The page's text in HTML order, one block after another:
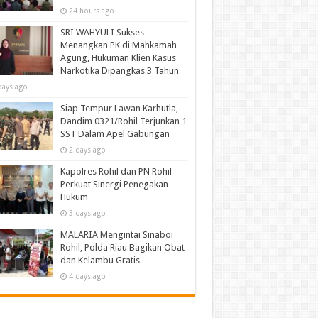
24 hours ago
SRI WAHYULI Sukses
Menangkan PK di Mahkamah
Agung, Hukuman Klien Kasus
Narkotika Dipangkas 3 Tahun
ago
Siap Tempur Lawan Karhutla,
Dandim 0321/Rohil Terjunkan 1
SST Dalam Apel Gabungan
2 days ago
Kapolres Rohil dan PN Rohil
Perkuat Sinergi Penegakan
Hukum
3 days ago
MALARIA Mengintai Sinaboi
Rohil, Polda Riau Bagikan Obat
dan Kelambu Gratis
4 days ago